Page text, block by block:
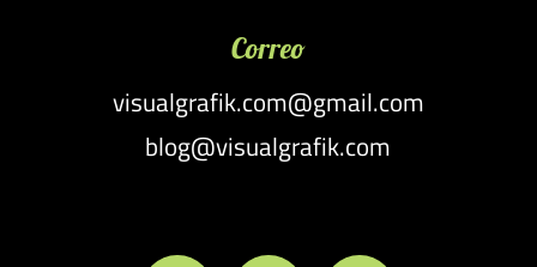
Correo
visualgrafik.com@gmail.com
blog@visualgrafik.com